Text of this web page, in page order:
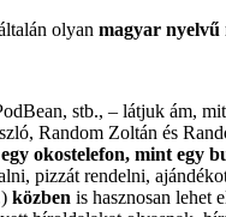
olyan magyar nyelvű
stb., – látjuk ám,
Random Zoltán és
okostelefon, mint egy
pizzát rendelni,
közben is hasznosan lehet